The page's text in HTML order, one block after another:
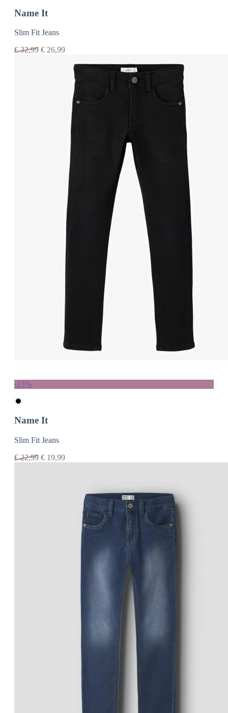
Name It
Slim Fit Jeans
€32,99 € 26,99
-13%
Name It
Slim Fit Jeans
€22,99 € 19,99